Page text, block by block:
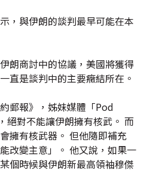
，與伊朗的談判最早可能在本
朗商討中的協議，美國將獲得
直是談判中的主要癥結所在。
郵報》，姊妹媒體「Pod
絕對不能讓伊朗擁有核武。 而
擁有核武器。 但他隨即補充
改變主意」。 他又說，如果一
個時候與伊朗新最高領袖穆傑